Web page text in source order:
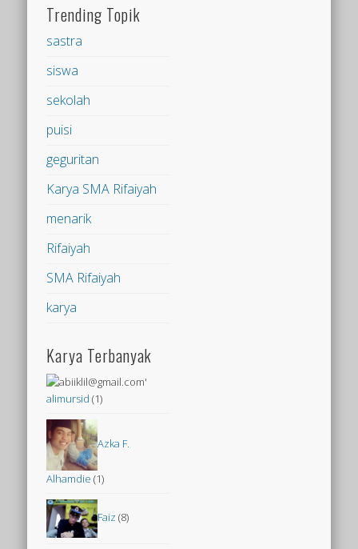
Trending Topik
sastra
siswa
sekolah
puisi
geguritan
Karya SMA Rifaiyah
menarik
Rifaiyah
SMA Rifaiyah
karya
Karya Terbanyak
alimursid (1)
Azka F.
Alhamdie (1)
Faiz (8)